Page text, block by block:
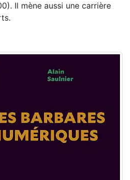
Il mène aussi une carrière